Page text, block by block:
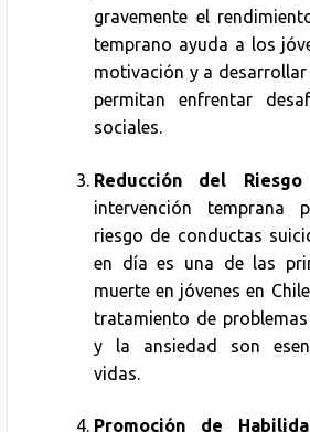
gravemente el
temprano ayuda a los
motivación y a
permitan enfrentar
sociales.
Reducción del
intervención temprana
riesgo de conductas
en día es una de las
muerte en jóvenes en
tratamiento de
y la ansiedad son
vidas.
Promoción de